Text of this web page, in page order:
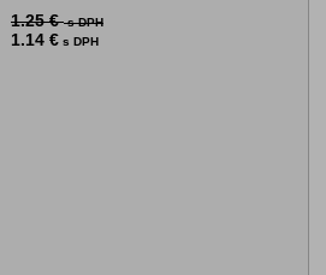
1.25 €s DPH
1.14 € s DPH